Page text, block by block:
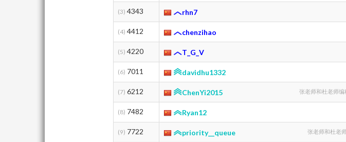
(3) 4343 rhn7
(4) 4412 chenzihao
(5) 4220 T_G_V
(6) 7011 davidhu1332
(7) 6212 ChenYi2015 张老师和杜老师
(8) 7482 Ryan12
(9) 7722 priority__queue 张老师和杜老